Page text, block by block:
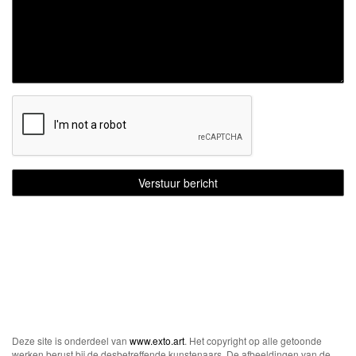
Deze site is onderdeel van www.exto.art. Het copyright op alle getoonde